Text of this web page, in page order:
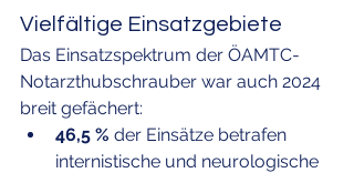
Vielfältige Einsatzgebiete
Das Einsatzspektrum der ÖAMTC-
Notarzthubschrauber war auch 2024
breit gefächert:
46,5 % der Einsätze betrafen
internistische und neurologische